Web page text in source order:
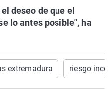
deseo de que el
lo antes posible", ha
extremadura riesgo